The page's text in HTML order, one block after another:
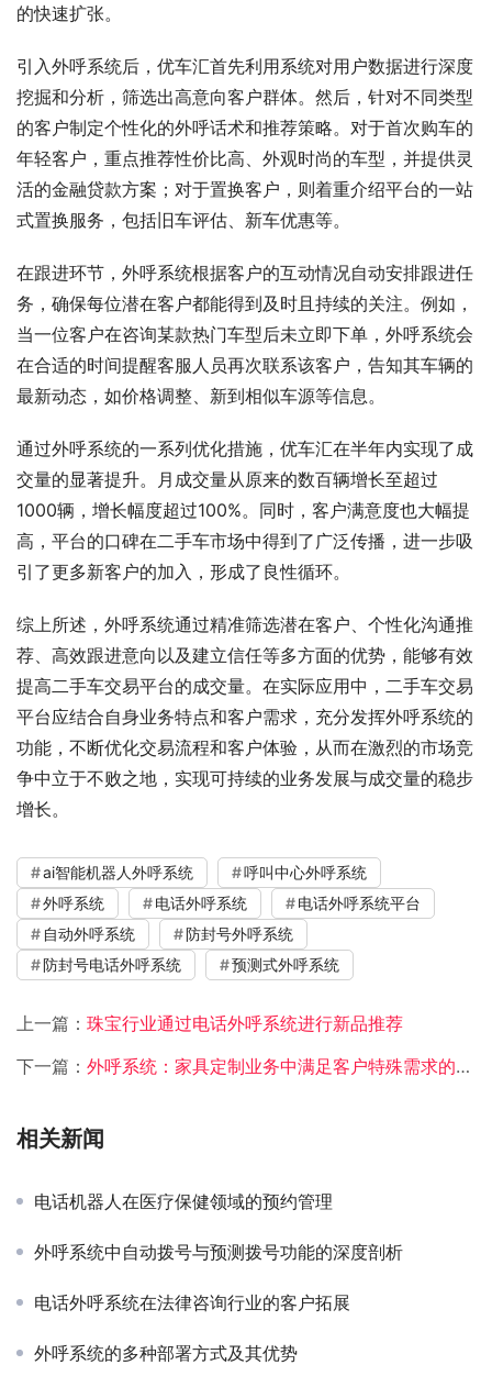
的快速扩张。
引入外呼系统后，优车汇首先利用系统对用户数据进行深度
挖掘和分析，筛选出高意向客户群体。然后，针对不同类型
的客户制定个性化的外呼话术和推荐策略。对于首次购车的
年轻客户，重点推荐性价比高、外观时尚的车型，并提供灵
活的金融贷款方案；对于置换客户，则着重介绍平台的一站
式置换服务，包括旧车评估、新车优惠等。
在跟进环节，外呼系统根据客户的互动情况自动安排跟进任
务，确保每位潜在客户都能得到及时且持续的关注。例如，
当一位客户在咨询某款热门车型后未立即下单，外呼系统会
在合适的时间提醒客服人员再次联系该客户，告知其车辆的
最新动态，如价格调整、新到相似车源等信息。
通过外呼系统的一系列优化措施，优车汇在半年内实现了成
交量的显著提升。月成交量从原来的数百辆增长至超过
1000辆，增长幅度超过100%。同时，客户满意度也大幅提
高，平台的口碑在二手车市场中得到了广泛传播，进一步吸
引了更多新客户的加入，形成了良性循环。
综上所述，外呼系统通过精准筛选潜在客户、个性化沟通推
荐、高效跟进意向以及建立信任等多方面的优势，能够有效
提高二手车交易平台的成交量。在实际应用中，二手车交易
平台应结合自身业务特点和客户需求，充分发挥外呼系统的
功能，不断优化交易流程和客户体验，从而在激烈的市场竞
争中立于不败之地，实现可持续的业务发展与成交量的稳步
增长。
ai智能机器人外呼系统
呼叫中心外呼系统
外呼系统
电话外呼系统
电话外呼系统平台
自动外呼系统
防封号外呼系统
防封号电话外呼系统
预测式外呼系统
上一篇： 珠宝行业通过电话外呼系统进行新品推荐
下一篇： 外呼系统：家具定制业务中满足客户特殊需求的关键利器
相关新闻
电话机器人在医疗保健领域的预约管理
外呼系统中自动拨号与预测拨号功能的深度剖析
电话外呼系统在法律咨询行业的客户拓展
外呼系统的多种部署方式及其优势